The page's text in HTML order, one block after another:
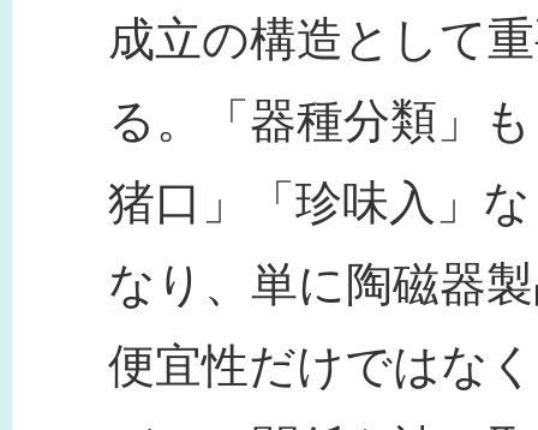
成立の構造として
る。「器種分類」
猪口」「珍味入」
なり、単に陶磁器
便宜性だけではな